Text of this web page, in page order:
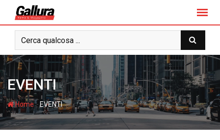
t
o
c
o
n
t
e
EVENTI
Home-EVENTI